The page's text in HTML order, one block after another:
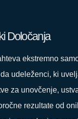
Določanja
ekstremno
udeleženci, ki
za unovčenje,
rezultate od